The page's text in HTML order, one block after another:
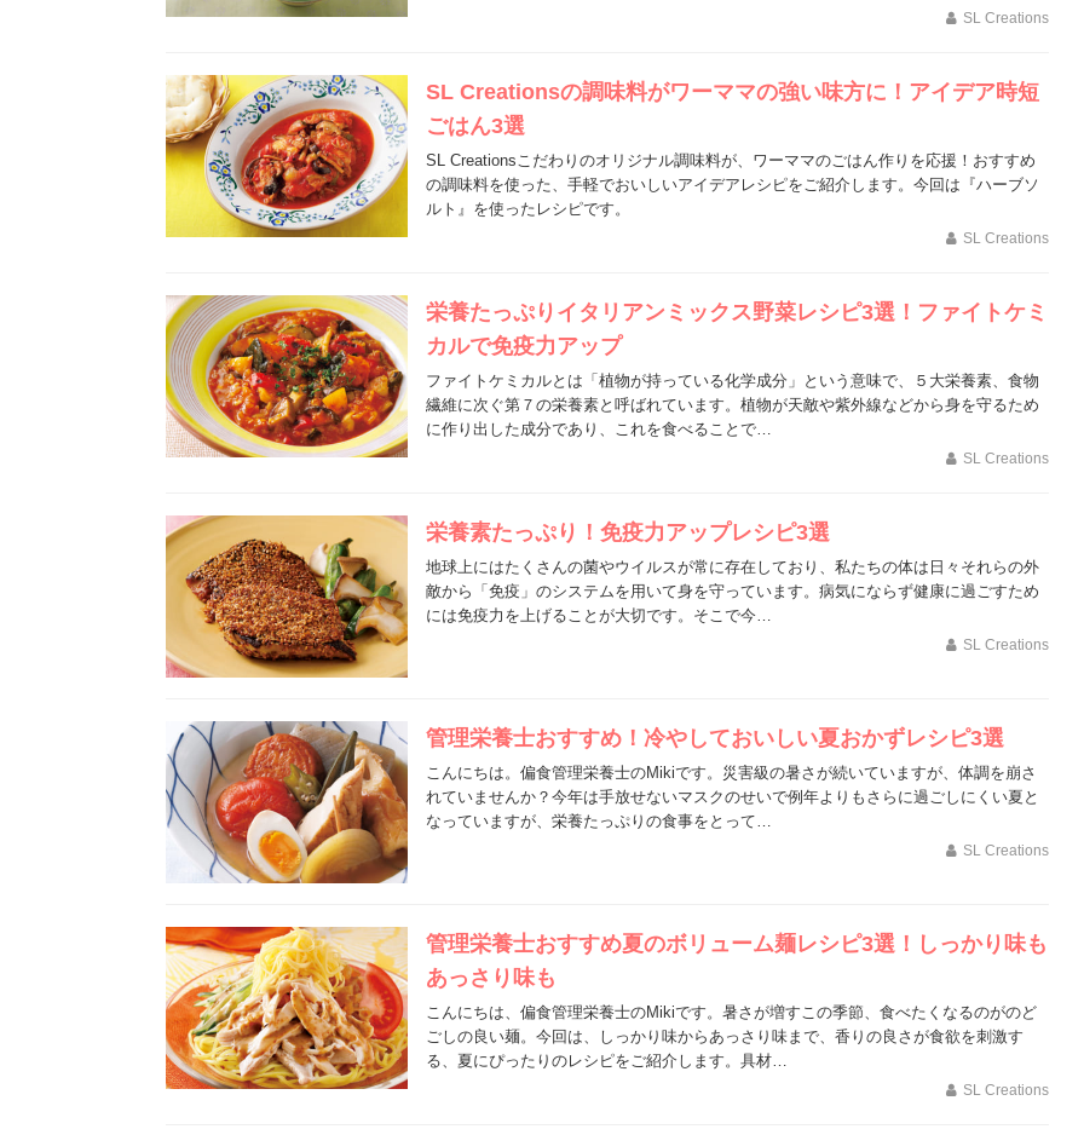
SL Creations
SL Creationsの調味料がワーママの強い味方に！アイデア時短
ごはん3選
SL Creationsこだわりのオリジナル調味料が、ワーママのごはん作りを応援！おすすめ
の調味料を使った、手軽でおいしいアイデアレシピをご紹介します。今回は『ハーブソ
ルト』を使ったレシピです。
SL Creations
栄養たっぷりイタリアンミックス野菜レシピ3選！ファイトケミ
カルで免疫力アップ
ファイトケミカルとは「植物が持っている化学成分」という意味で、５大栄養素、食物
繊維に次ぐ第７の栄養素と呼ばれています。植物が天敵や紫外線などから身を守るため
に作り出した成分であり、これを食べることで…
SL Creations
栄養素たっぷり！免疫力アップレシピ3選
地球上にはたくさんの菌やウイルスが常に存在しており、私たちの体は日々それらの外
敵から「免疫」のシステムを用いて身を守っています。病気にならず健康に過ごすため
には免疫力を上げることが大切です。そこで今…
SL Creations
管理栄養士おすすめ！冷やしておいしい夏おかずレシピ3選
こんにちは。偏食管理栄養士のMikiです。災害級の暑さが続いていますが、体調を崩さ
れていませんか？今年は手放せないマスクのせいで例年よりもさらに過ごしにくい夏と
なっていますが、栄養たっぷりの食事をとって…
SL Creations
管理栄養士おすすめ夏のボリューム麺レシピ3選！しっかり味も
あっさり味も
こんにちは、偏食管理栄養士のMikiです。暑さが増すこの季節、食べたくなるのがのど
ごしの良い麺。今回は、しっかり味からあっさり味まで、香りの良さが食欲を刺激す
る、夏にぴったりのレシピをご紹介します。具材…
SL Creations